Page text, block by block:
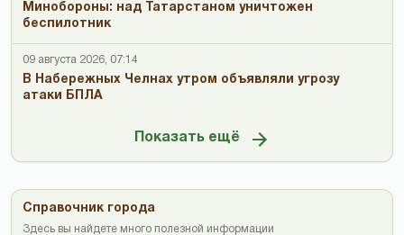
Минобороны: над Татарстаном уничтожен
беспилотник
09 августа 2026, 07:14
В Набережных Челнах утром объявляли угрозу
атаки БПЛА
Показать ещё
Справочник города
Здесь вы найдете много полезной информации